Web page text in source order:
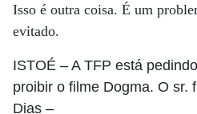
Isso é outra coisa. É um
evitado.
ISTOÉ – A TFP está
proibir o filme Dogma. O sr.
Dias –